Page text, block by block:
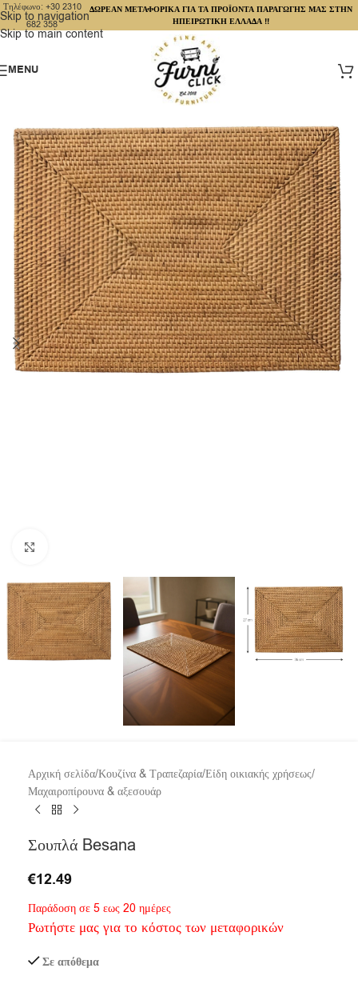
Skip to navigation
Skip to main content
Τηλέφωνο: +30 2310
682 358
ΔΩΡΕΑΝ ΜΕΤΑΦΟΡΙΚΑ ΓΙΑ ΤΑ ΠΡΟΪΟΝΤΑ ΠΑΡΑΓΩΓΗΣ ΜΑΣ ΣΤΗΝ
ΗΠΕΙΡΩΤΙΚΗ ΕΛΛΑΔΑ !!
MENU
Αρχική σελίδα/Κουζίνα & Τραπεζαρία/Είδη οικιακής χρήσεως/
Μαχαιροπίρουνα & αξεσουάρ
Σουπλά Besana
€12.49
Παράδοση σε 5 εως 20 ημέρες
Ρωτήστε μας για το κόστος των μεταφορικών
Σε απόθεμα